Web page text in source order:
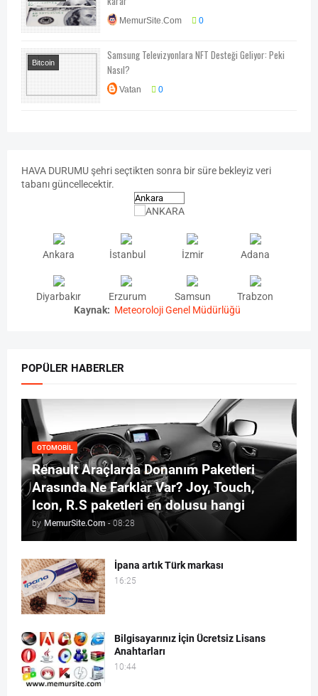
Ekonomi-Piyasa-
Kampanya
MemurSite.Com 0
Bitcoin
Teknoloji
Samsung Televizyonlara NFT Desteği Geliyor: Peki
Nasıl?
Vatan 0
HAVA DURUMU şehri seçtikten sonra bir süre bekleyiz veri
tabanı güncellecektir.
Ankara İstanbul İzmir Adana
Diyarbakır Erzurum Samsun
Trabzon
Kaynak: Meteoroloji Genel Müdürlüğü
POPÜLER HABERLER
OTOMOBIL
Renault Araçlarda Donanım Paketleri
Arasında Ne Farklar Var? Joy, Touch,
Icon, R.S paketleri en dolusu hangi
by MemurSite.Com - 08:28
İpana artık Türk markası
16:25
Bilgisayarınız İçin Ücretsiz Lisans
Anahtarları
10:44